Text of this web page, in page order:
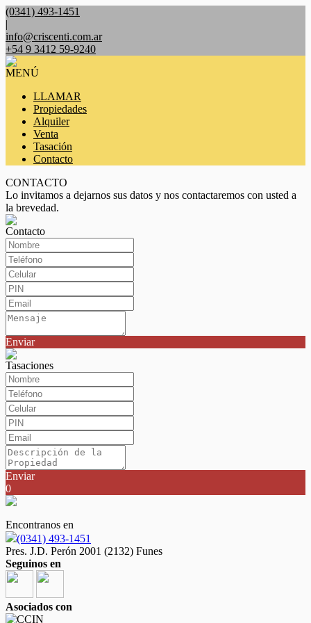
(0341) 493-1451
|
info@criscenti.com.ar
+54 9 3412 59-9240
MENÚ
LLAMAR
Propiedades
Alquiler
Venta
Tasación
Contacto
CONTACTO
Lo invitamos a dejarnos sus datos y nos contactaremos con usted a
la brevedad.
Contacto
Enviar
Tasaciones
Enviar
0
Encontranos en
(0341) 493-1451
Pres. J.D. Perón 2001 (2132) Funes
Seguinos en
Asociados con